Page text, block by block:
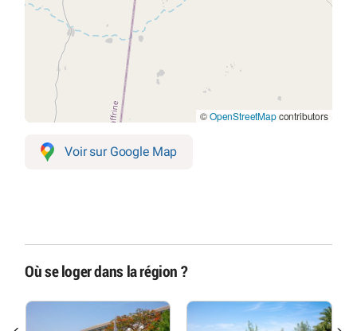
©OpenStreetMapcontributors
Voir sur Google Map
Où se loger dans la région ?